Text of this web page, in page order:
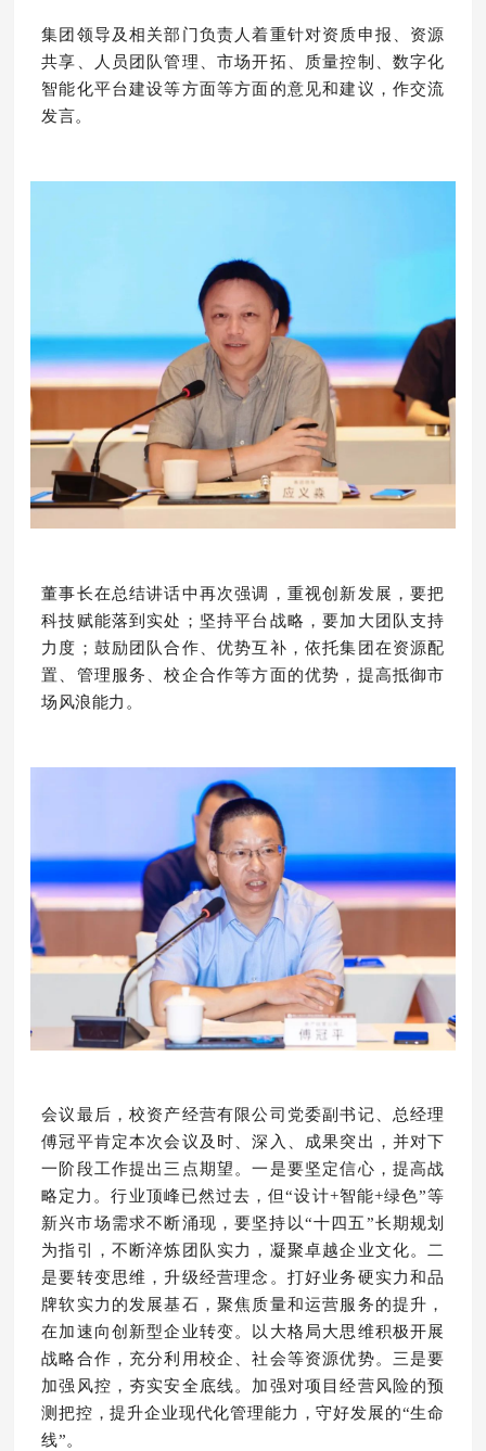
集团领导及相关部门负责人着重针对资质申报、资源
共享、人员团队管理、市场开拓、质量控制、数字化
智能化平台建设等方面等方面的意见和建议，作交流
发言。
董事长在总结讲话中再次强调，重视创新发展，要把
科技赋能落到实处；坚持平台战略，要加大团队支持
力度；鼓励团队合作、优势互补，依托集团在资源配
置、管理服务、校企合作等方面的优势，提高抵御市
场风浪能力。
会议最后，校资产经营有限公司党委副书记、总经理
傅冠平肯定本次会议及时、深入、成果突出，并对下
一阶段工作提出三点期望。一是要坚定信心，提高战
略定力。行业顶峰已然过去，但“设计+智能+绿色”等
新兴市场需求不断涌现，要坚持以“十四五”长期规划
为指引，不断淬炼团队实力，凝聚卓越企业文化。二
是要转变思维，升级经营理念。打好业务硬实力和品
牌软实力的发展基石，聚焦质量和运营服务的提升，
在加速向创新型企业转变。以大格局大思维积极开展
战略合作，充分利用校企、社会等资源优势。三是要
加强风控，夯实安全底线。加强对项目经营风险的预
测把控，提升企业现代化管理能力，守好发展的“生命
线”。